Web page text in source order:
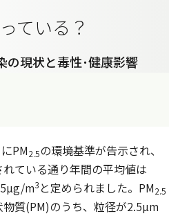
ている？
現状と毒性･健康影響
PM2.5の環境基準が告示され、
ている通り年間の平均値は
m3 と定められました。PM2.5
質(PM)のうち、粒径が2.5µm